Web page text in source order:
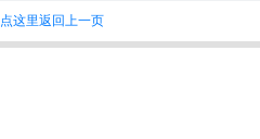
点这里返回上一页